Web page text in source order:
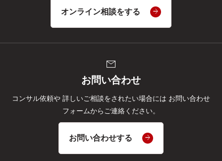
オンライン相談をする
mail
お問い合わせ
コンサル依頼や 詳しいご相談をされたい場合には お問い合わせ
フォームからご連絡ください。
お問い合わせする